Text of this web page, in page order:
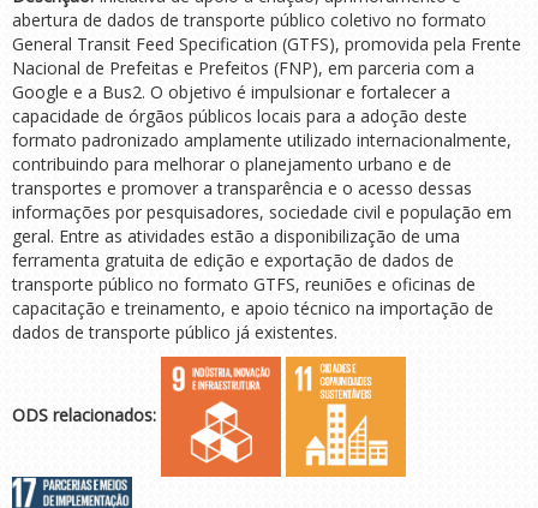
abertura de dados de transporte público coletivo no formato
General Transit Feed Specification (GTFS), promovida pela Frente
Nacional de Prefeitas e Prefeitos (FNP), em parceria com a
Google e a Bus2. O objetivo é impulsionar e fortalecer a
capacidade de órgãos públicos locais para a adoção deste
formato padronizado amplamente utilizado internacionalmente,
contribuindo para melhorar o planejamento urbano e de
transportes e promover a transparência e o acesso dessas
informações por pesquisadores, sociedade civil e população em
geral. Entre as atividades estão a disponibilização de uma
ferramenta gratuita de edição e exportação de dados de
transporte público no formato GTFS, reuniões e oficinas de
capacitação e treinamento, e apoio técnico na importação de
dados de transporte público já existentes.
ODS relacionados: